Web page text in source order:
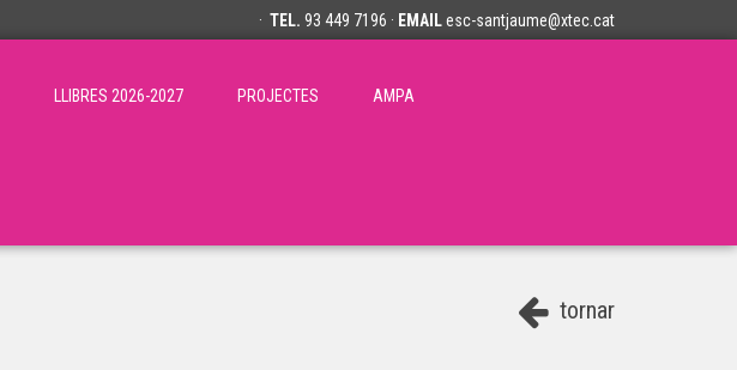
· TEL. 93 449 7196 · EMAILesc-santjaume@xtec.cat
LLIBRES 2026-2027 PROJECTES AMPA
tornar